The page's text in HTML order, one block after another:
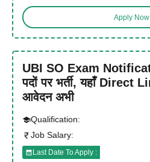
Apply Now
UBI SO Exam
पदों पर भर्ती, यहाँ Direct
आवेदन अभी
Qualification:
Job Salary:
Last Date To Apply :